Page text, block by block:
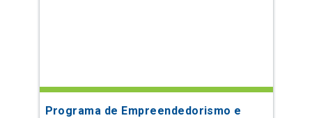
Programa de Empreendedorismo e